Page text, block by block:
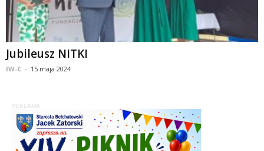
Jubileusz NITKI
IW-C - 15 maja 2024
REKLAMA